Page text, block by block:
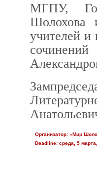
МГПУ,
Шолохова
учителей и
Организатор:«Мир
Deadline:среда, 5